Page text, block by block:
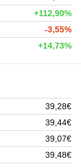
+112,90%
-3,55%
+14,73%
39,28€
39,44€
39,07€
39,48€